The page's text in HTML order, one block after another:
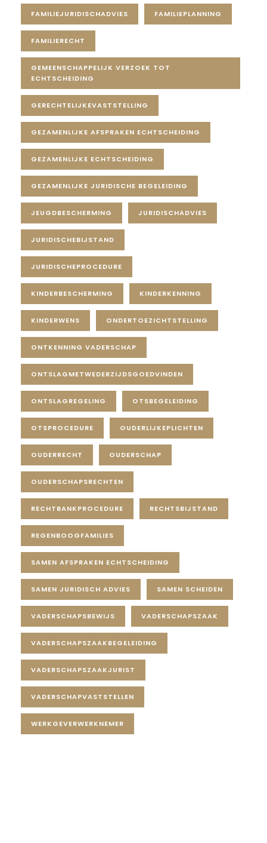
FAMILIEJURIDISCHADVIES FAMILIEPLANNING
FAMILIERECHT
GEMEENSCHAPPELIJK VERZOEK TOT
ECHTSCHEIDING
GERECHTELIJKEVASTSTELLING
GEZAMENLIJKE AFSPRAKEN ECHTSCHEIDING
GEZAMENLIJKE ECHTSCHEIDING
GEZAMENLIJKE JURIDISCHE BEGELEIDING
JEUGDBESCHERMING JURIDISCHADVIES
JURIDISCHEBIJSTAND
JURIDISCHEPROCEDURE
KINDERBESCHERMING KINDERKENNING
KINDERWENS ONDERTOEZICHTSTELLING
ONTKENNING VADERSCHAP
ONTSLAGMETWEDERZIJDSGOEDVINDEN
ONTSLAGREGELING OTSBEGELEIDING
OTSPROCEDURE OUDERLIJKEPLICHTEN
OUDERRECHT OUDERSCHAP
OUDERSCHAPSRECHTEN
RECHTBANKPROCEDURE RECHTSBIJSTAND
REGENBOOGFAMILIES
SAMEN AFSPRAKEN ECHTSCHEIDING
SAMEN JURIDISCH ADVIES SAMEN SCHEIDEN
VADERSCHAPSBEWIJS VADERSCHAPSZAAK
VADERSCHAPSZAAKBEGELEIDING
VADERSCHAPSZAAKJURIST
VADERSCHAPVASTSTELLEN
WERKGEVERWERKNEMER